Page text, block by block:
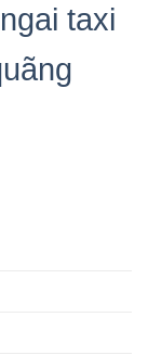
taxi